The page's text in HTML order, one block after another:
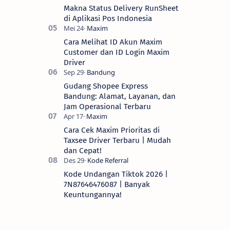
Makna Status Delivery RunSheet
di Aplikasi Pos Indonesia
Cara Melihat ID Akun Maxim
Customer dan ID Login Maxim
Driver
Gudang Shopee Express
Bandung: Alamat, Layanan, dan
Jam Operasional Terbaru
Cara Cek Maxim Prioritas di
Taxsee Driver Terbaru | Mudah
dan Cepat!
Kode Undangan Tiktok 2026 |
7N87646476087 | Banyak
Keuntungannya!